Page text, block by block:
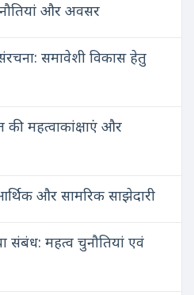
और अवसर
संरचना: समावेशी विकास हेतु
की महत्वाकांक्षाएं और
और सामरिक साझेदारी
संबंध: महत्व चुनौतियां एवं